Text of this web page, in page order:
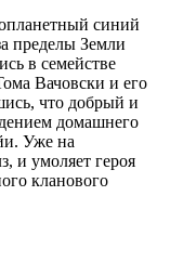
синий
пределы Земли
в семействе
Вачовски и его
что добрый и
домашнего
Уже на
и умоляет героя
кланового